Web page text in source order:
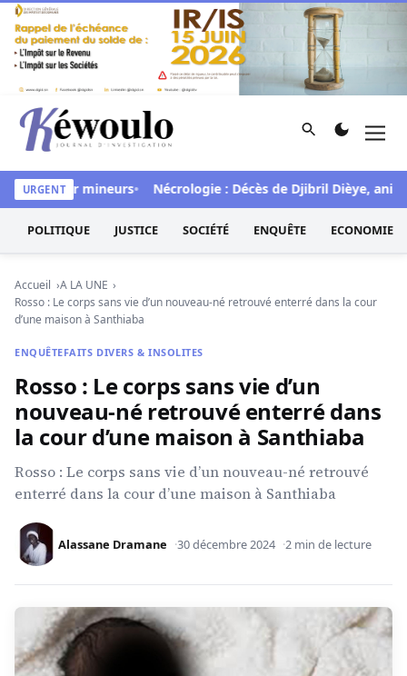
Aller au contenu
Kéwoulo, le premier site d'information et d'investigation
Rechercher
URGENT
sur mineurs Nécrologie : Décès de Djibril Dièye,
POLITIQUE JUSTICE SOCIÉTÉ ENQUÊTE ECONOMIE
Accueil
A LA UNE
Rosso : Le corps sans vie d’un nouveau-né retrouvé enterré dans la cour
d’une maison à Santhiaba
ENQUÊTEFAITS DIVERS & INSOLITES
Rosso : Le corps sans vie d’un
nouveau-né retrouvé enterré dans
la cour d’une maison à Santhiaba
Rosso : Le corps sans vie d’un nouveau-né retrouvé
enterré dans la cour d’une maison à Santhiaba
Alassane Dramane 30 décembre 2024 2 min de lecture